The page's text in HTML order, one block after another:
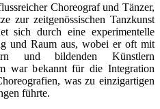
Choreograf und Tänzer,
zur zeitgenössischen Tanzkunst
sich durch eine experimentelle
und Raum aus, wobei er oft mit
und bildenden Künstlern
war bekannt für die Integration
was zu einzigartigen
führte.